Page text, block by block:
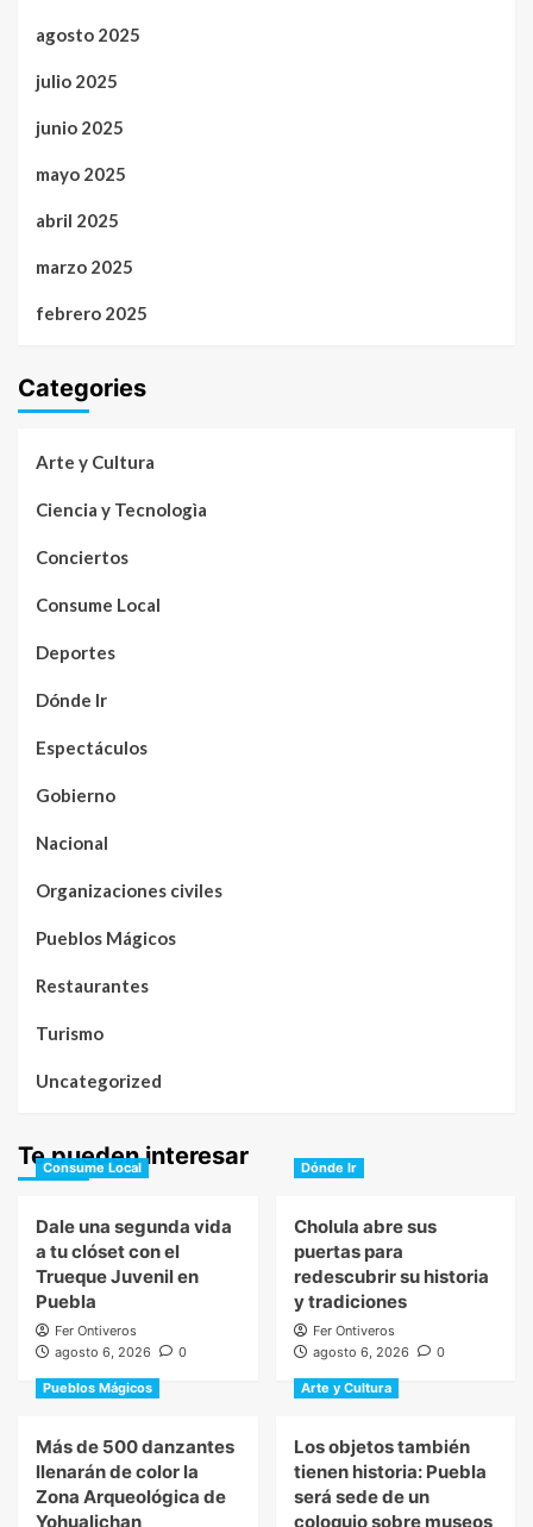
agosto 2025
julio 2025
junio 2025
mayo 2025
abril 2025
marzo 2025
febrero 2025
Categories
Arte y Cultura
Ciencia y Tecnologìa
Conciertos
Consume Local
Deportes
Dónde Ir
Espectáculos
Gobierno
Nacional
Organizaciones civiles
Pueblos Mágicos
Restaurantes
Turismo
Uncategorized
Te pueden interesar
Consume Local
Dale una segunda vida
a tu clóset con el
Trueque Juvenil en
Puebla
Fer Ontiveros
agosto 6, 2026
0
Dónde Ir
Cholula abre sus
puertas para
redescubrir su historia
y tradiciones
Fer Ontiveros
agosto 6, 2026
0
Pueblos Mágicos
Más de 500 danzantes
llenarán de color la
Zona Arqueológica de
Yohualichan
Arte y Cultura
Los objetos también
tienen historia: Puebla
será sede de un
coloquio sobre museos